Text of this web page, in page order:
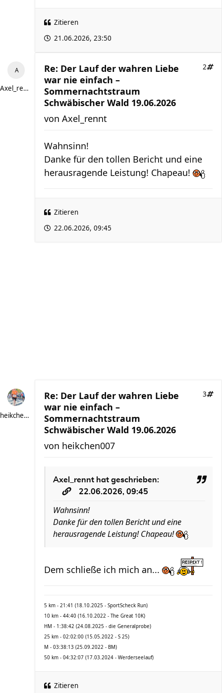
Zitieren
21.06.2026, 23:50
Axel_rennt
Re: Der Lauf der wahren Liebe
war nie einfach –
Sommernachtstraum
Schwäbischer Wald 19.06.2026
2
von Axel_rennt
Wahnsinn!
Danke für den tollen Bericht und eine
herausragende Leistung! Chapeau!
Zitieren
22.06.2026, 09:45
heikchen007
Re: Der Lauf der wahren Liebe
war nie einfach –
Sommernachtstraum
Schwäbischer Wald 19.06.2026
3
von heikchen007
Axel_rennt hat geschrieben:
22.06.2026, 09:45
Wahnsinn!
Danke für den tollen Bericht und eine
herausragende Leistung! Chapeau!
Dem schließe ich mich an...
5 km - 21:41 (18.10.2025 - SportScheck Run)
10 km - 44:40 (16.10.2022 - The Great 10K)
HM - 1:38:42 (24.08.2025 - die Generalprobe)
25 km - 02:02:00 (15.05.2022 - S 25)
M - 03:38:13 (25.09.2022 - BM)
50 km - 04:32:07 (17.03.2024 - Werderseelauf)
Zitieren